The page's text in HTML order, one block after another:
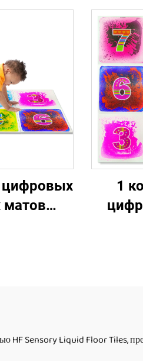
пола
коврик
пола,
цифровых
матов
1
Sensory Liquid Floor Tiles,